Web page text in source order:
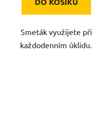
Smeták využijete při
každodenním úklidu.